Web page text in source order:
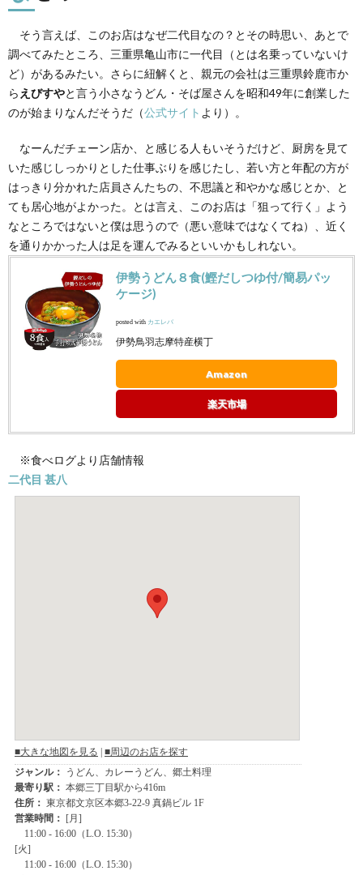
そう言えば、このお店はなぜ二代目なの？とその時思い、あとで
調べてみたところ、三重県亀山市に一代目（とは名乗っていないけ
ど）があるみたい。さらに紐解くと、親元の会社は三重県鈴鹿市か
ら えびすやと言う小さなうどん・そば屋さんを昭和49年に創業した
のが始まりなんだそうだ（公式サイト より）。
なーんだチェーン店か、と感じる人もいそうだけど、厨房を見て
いた感じしっかりとした仕事ぶりを感じたし、若い方と年配の方が
はっきり分かれた店員さんたちの、不思議と和やかな感じとか、と
ても居心地がよかった。とは言え、このお店は「狙って行く」よう
なところではないと僕は思うので（悪い意味ではなくてね）、近く
を通りかかった人は足を運んでみるといいかもしれない。
伊勢うどん８食(鰹だしつゆ付/簡易パッ
ケージ)
posted with カエレバ
伊勢鳥羽志摩特産横丁
Amazon
楽天市場
※食べログより店舗情報
二代目 甚八